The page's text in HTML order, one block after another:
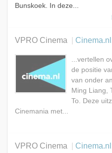
Bunskoek. In deze...
VPRO Cinema Cinema.nl:
...vertellen
de positie
van onder
Ming Liang,
To. Deze
Cinemania met...
VPRO Cinema Cinema.nl: